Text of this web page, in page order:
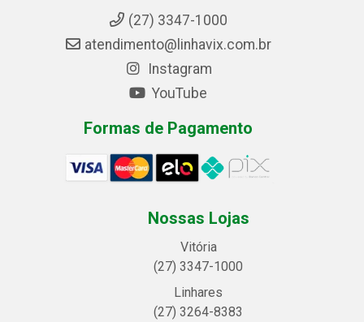
(27) 3347-1000
atendimento@linhavix.com.br
Instagram
YouTube
Formas de Pagamento
Nossas Lojas
Vitória
(27) 3347-1000
Linhares
(27) 3264-8383